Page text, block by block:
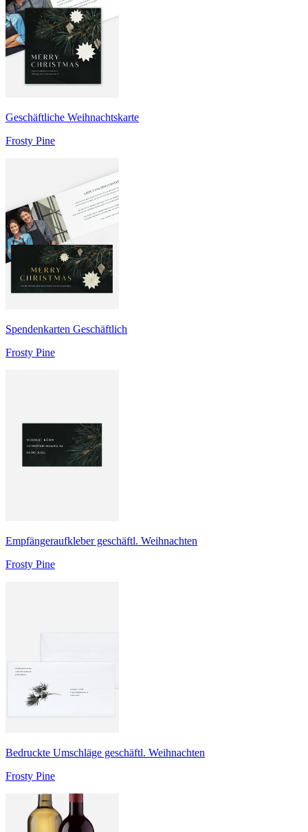
Geschäftliche Weihnachtskarte
Frosty Pine
Spendenkarten Geschäftlich
Frosty Pine
Empfängeraufkleber geschäftl. Weihnachten
Frosty Pine
Bedruckte Umschläge geschäftl. Weihnachten
Frosty Pine